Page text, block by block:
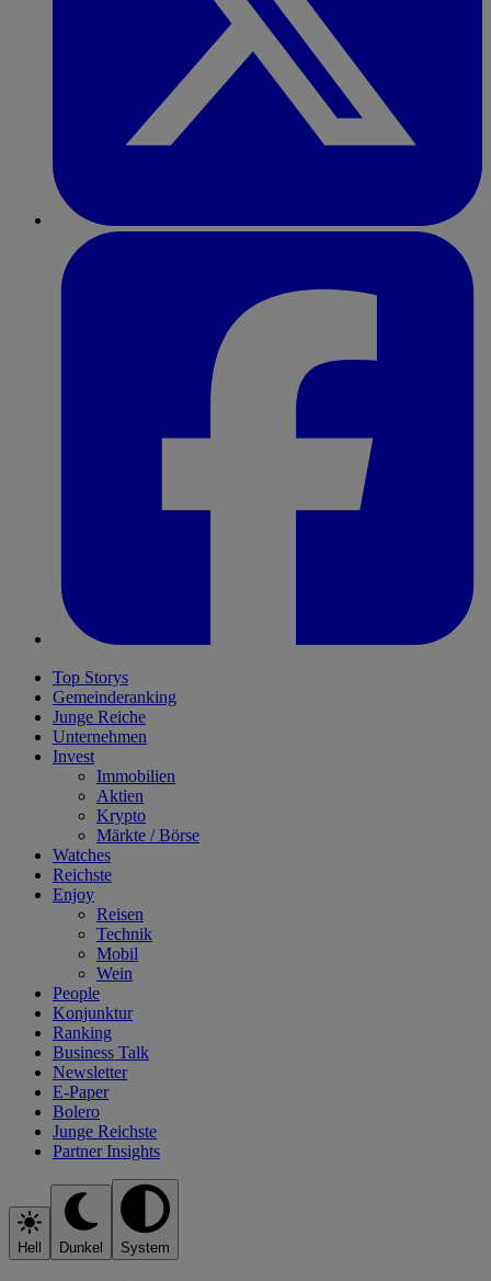
Top Storys
Gemeinderanking
Junge Reiche
Unternehmen
Invest
Immobilien
Aktien
Krypto
Märkte / Börse
Watches
Reichste
Enjoy
Reisen
Technik
Mobil
Wein
People
Konjunktur
Ranking
Business Talk
Newsletter
E-Paper
Bolero
Junge Reichste
Partner Insights
Hell Dunkel System